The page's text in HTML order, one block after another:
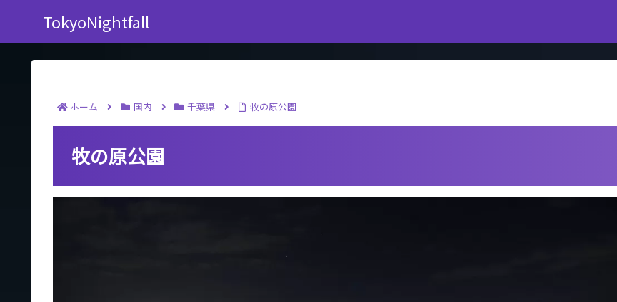
TokyoNightfall
ホーム 国内 千葉県 牧の原公園
牧の原公園